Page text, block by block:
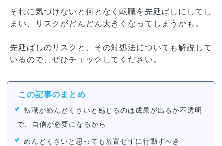
それに気づけないと何となく転職を先延ばしにしてし
まい、リスクがどんどん大きくなってしまうかも。
先延ばしのリスクと、その対処法についても解説して
いるので、ぜひチェックしてください。
この記事のまとめ
転職がめんどくさいと感じるのは成果が出るか不透明
で、自信が必要になるから
めんどくさいと思っても放置せずに行動すべき